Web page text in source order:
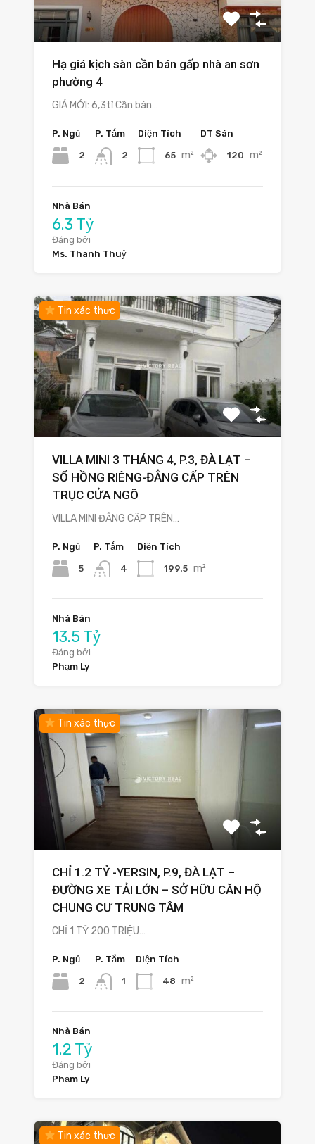
Hạ giá kịch sàn cần bán gấp nhà an sơn
phường 4
GIÁ MỚI: 6,3tỉ Cần bán…
P. Ngủ
2
P. Tắm
2
Diện Tích
65 m²
DT Sàn
120 m²
Nhà Bán
6.3 Tỷ
Đăng bởi
Ms. Thanh Thuỷ
Tin xác thực
VILLA MINI 3 THÁNG 4, P.3, ĐÀ LẠT –
SỔ HỒNG RIÊNG-ĐẲNG CẤP TRÊN
TRỤC CỬA NGÕ
VILLA MINI ĐẲNG CẤP TRÊN…
P. Ngủ
5
P. Tắm
4
Diện Tích
199.5 m²
Nhà Bán
13.5 Tỷ
Đăng bởi
Phạm Ly
Tin xác thực
CHỈ 1.2 TỶ -YERSIN, P.9, ĐÀ LẠT –
ĐƯỜNG XE TẢI LỚN – SỞ HỮU CĂN HỘ
CHUNG CƯ TRUNG TÂM
CHỈ 1 TỶ 200 TRIỆU…
P. Ngủ
2
P. Tắm
1
Diện Tích
48 m²
Nhà Bán
1.2 Tỷ
Đăng bởi
Phạm Ly
Tin xác thực